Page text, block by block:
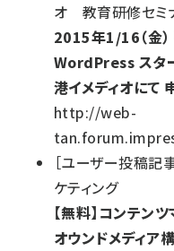
オ 教育研修セミ
2015年1/16（金）
WordPress スタ
港イメディオにて
http://web-
［ユーザー投稿記
ケティング
【無料】コンテン
オウンドメディア